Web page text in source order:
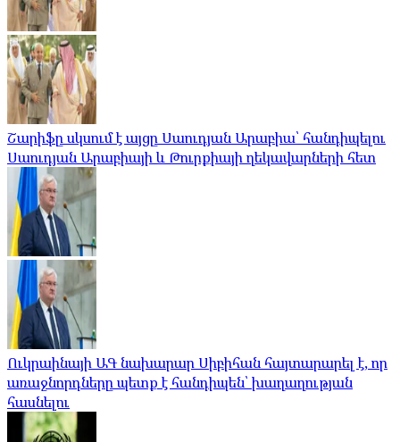
Շարիֆը սկսում է այցը Սաուդյան Արաբիա՝ հանդիպելու
Սաուդյան Արաբիայի և Թուրքիայի ղեկավարների հետ
Ուկրաինայի ԱԳ նախարար Սիբիհան հայտարարել է, որ
առաջնորդները պետք է հանդիպեն՝ խաղաղության
հասնելու